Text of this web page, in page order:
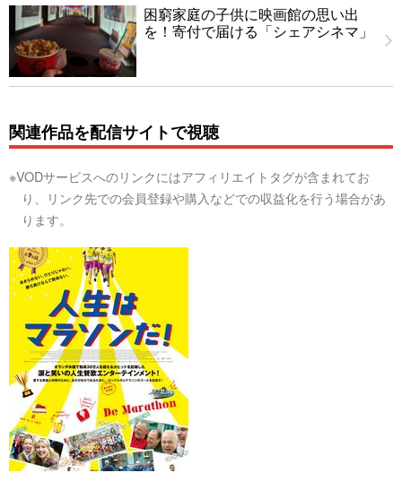
困窮家庭の子供に映画館の思い出
を！寄付で届ける「シェアシネマ」
関連作品を配信サイトで視聴
※VODサービスへのリンクにはアフィリエイトタグが含まれてお
り、リンク先での会員登録や購入などでの収益化を行う場合があ
ります。